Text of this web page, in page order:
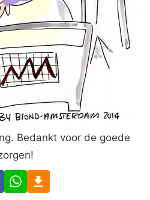
Bedankt voor de goede